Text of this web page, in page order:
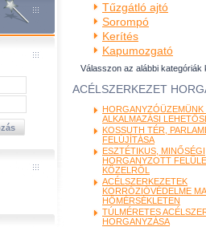
Tűzgátló ajtó
Sorompó
Kerítés
Kapumozgató
Válasszon az alábbi kategóriák
ACÉLSZERKEZET
ALKALMAZÁSI
KOSSUTH TÉR,
FELÚJÍTÁSA
ESZTÉTIKUS, MINŐSÉGI
HORGANYZOTT
KÖZELRŐL
ACÉLSZERKEZETEK
KORRÓZIÓVÉDELME
HŐMÉRSÉKLETEN
TÚLMÉRETES
HORGANYZÁSA